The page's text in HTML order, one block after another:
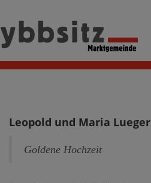
Leopold und Maria Lueger
Goldene Hochzeit